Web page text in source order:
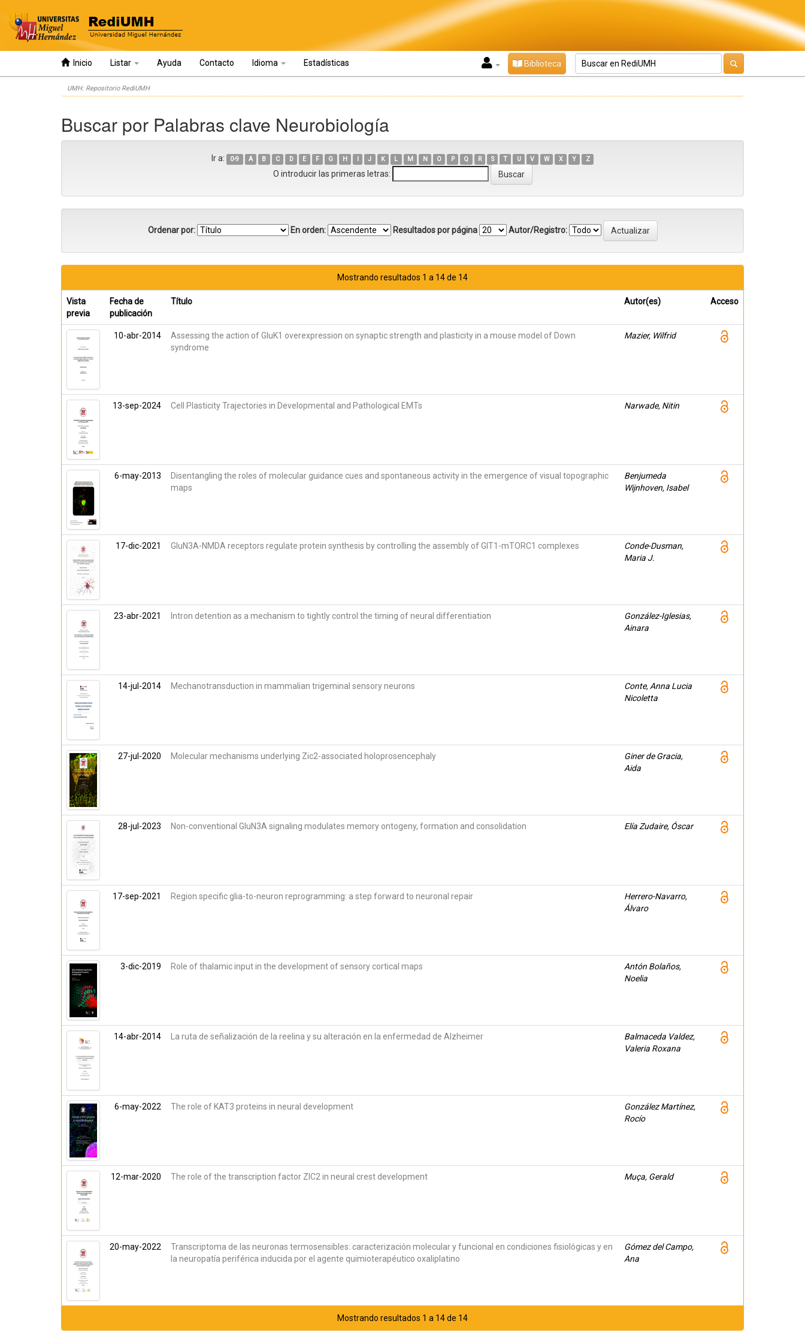
Inicio Listar Ayuda Contacto Idioma Estadísticas Biblioteca
UMH: Repositorio RediUMH
Buscar por Palabras clave Neurobiología
Ir a: 0-9 A B C D E F G H I J K L M N O P Q R S T U V W X Y Z
O introducir las primeras letras:
Ordenar por: En orden: Resultados por página Autor/Registro:
Mostrando resultados 1 a 14 de 14
Vista
previa
Fecha de
publicación
Título Autor(es) Acceso
10-abr-2014
Assessing the action of GluK1 overexpression on synaptic strength and plasticity in a mouse model of Down
syndrome
Mazier, Wilfrid
13-sep-2024 Cell Plasticity Trajectories in Developmental and Pathological EMTs Narwade, Nitin
6-may-2013
Disentangling the roles of molecular guidance cues and spontaneous activity in the emergence of visual topographic
maps
Benjumeda
Wijnhoven, Isabel
17-dic-2021 GluN3A-NMDA receptors regulate protein synthesis by controlling the assembly of GIT1-mTORC1 complexes
Conde-Dusman,
Maria J.
23-abr-2021 Intron detention as a mechanism to tightly control the timing of neural differentiation
González-Iglesias,
Ainara
14-jul-2014 Mechanotransduction in mammalian trigeminal sensory neurons
Conte, Anna Lucia
Nicoletta
27-jul-2020 Molecular mechanisms underlying Zic2-associated holoprosencephaly
Giner de Gracia,
Aida
28-jul-2023 Non-conventional GluN3A signaling modulates memory ontogeny, formation and consolidation Elía Zudaire, Óscar
17-sep-2021 Region specific glia-to-neuron reprogramming: a step forward to neuronal repair
Herrero-Navarro,
Álvaro
3-dic-2019 Role of thalamic input in the development of sensory cortical maps
Antón Bolaños,
Noelia
14-abr-2014 La ruta de señalización de la reelina y su alteración en la enfermedad de Alzheimer
Balmaceda Valdez,
Valeria Roxana
6-may-2022 The role of KAT3 proteins in neural development
González Martínez,
Rocío
12-mar-2020 The role of the transcription factor ZIC2 in neural crest development Muça, Gerald
20-may-2022
Transcriptoma de las neuronas termosensibles: caracterización molecular y funcional en condiciones fisiológicas y en
la neuropatía periférica inducida por el agente quimioterapéutico oxaliplatino
Gómez del Campo,
Ana
Mostrando resultados 1 a 14 de 14